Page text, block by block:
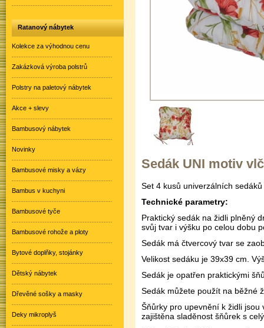
Sedák UNI motiv
Set 4 kusů univerzálních
Technické parametry:
Praktický sedák na židli plněný
svůj tvar i výšku po celou dobu
Sedák má čtvercový tvar se
Velikost sedáku je 39x39 cm.
Sedák je opatřen praktickými
Sedák můžete použít na běžné
Šňůrky pro upevnění k židli
zajištěna sladěnost šňůrek s
Ratanový nábytek
Kolekce za výhodnou cenu
Zakázková výroba polstrů
Polstry na paletový nábytek
Akce + slevy
Bambusový nábytek
Novinky
Bambusové misky a vázy
Bambus v kuchyni
Bambusové tyče
Bambusové rohože a ploty
Bytové doplňky, stojánky
Dětský nábytek
Dřevěné sošky a masky
Deky mikroplyš